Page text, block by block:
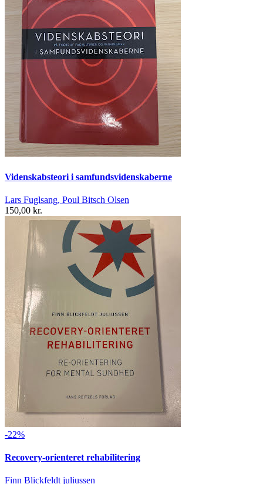
Videnskabsteori i samfundsvidenskaberne
Lars Fuglsang, Poul Bitsch Olsen
150,00 kr.
-22%
Recovery-orienteret rehabilitering
Finn Blickfeldt juliussen